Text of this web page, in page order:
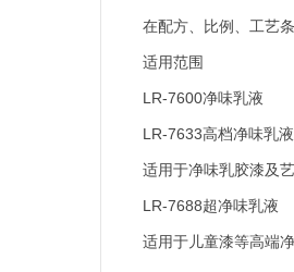
在配方、比例、工艺条
适用范围
LR-7600净味乳液
LR-7633高档净味乳液
适用于净味乳胶漆及艺
LR-7688超净味乳液
适用于儿童漆等高端净